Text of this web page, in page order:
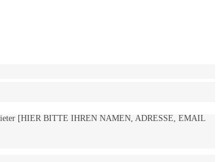
[HIER BITTE IHREN NAMEN, ADRESSE, EMAIL